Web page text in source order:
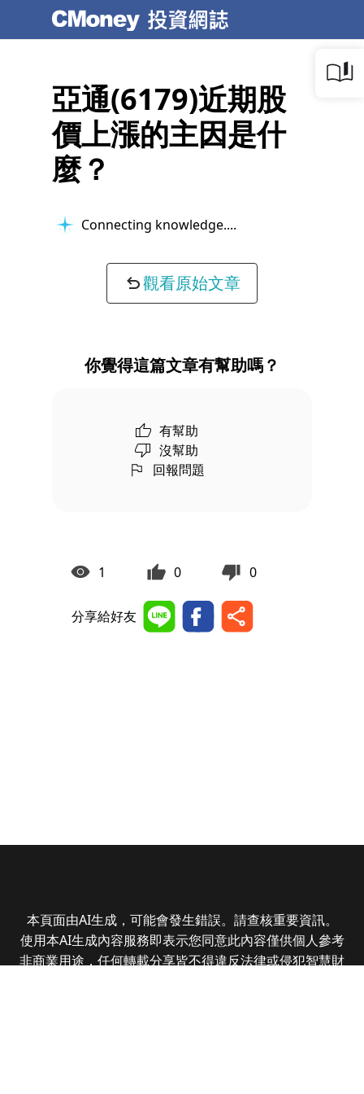
亞通(6179)近期股
價上漲的主因是什
麼？
Connecting knowledge...
觀看原始文章
你覺得這篇文章有幫助嗎？
有幫助
沒幫助
回報問題
1 0 0
分享給好友
本頁面由AI生成，可能會發生錯誤。請查核重要資訊。
使用本AI生成內容服務即表示您同意此內容僅供個人參考
非商業用途，任何轉載分享皆不得違反法律或侵犯智慧財